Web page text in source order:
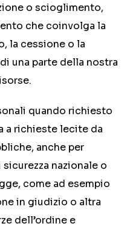
o scioglimento,
che coinvolga la
la cessione o la
una parte della nostra
quando richiesto
a richieste lecite da
anche per
nazionale o
come ad esempio
in giudizio o altra
dell’ordine e